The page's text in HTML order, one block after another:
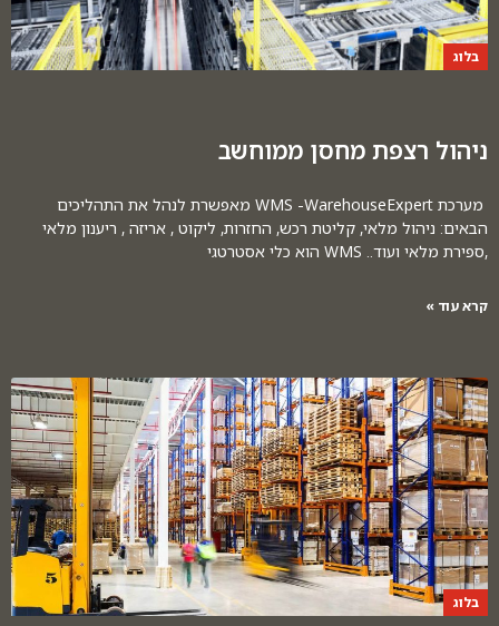
בלוג
ניהול רצפת מחסן ממוחשב
מערכת WMS -WarehouseExpert מאפשרת לנהל את התהליכים
הבאים: ניהול מלאי, קליטת רכש, החזרות, ליקוט , אריזה , ריענון מלאי
,ספירת מלאי ועוד.. WMS הוא כלי אסטרטגי
קרא עוד »
בלוג